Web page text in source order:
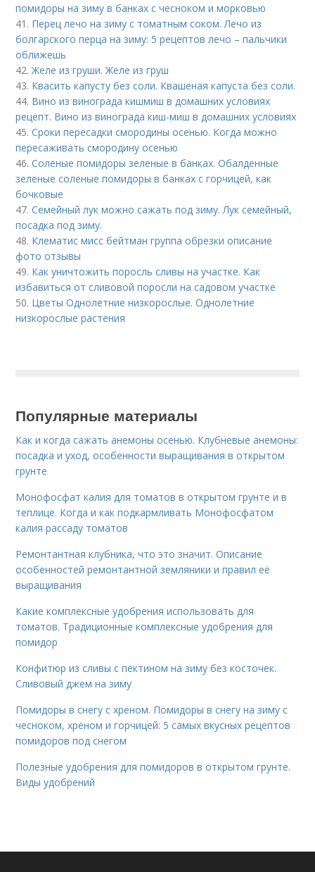
помидоры на зиму в банках с чесноком и морковью
41. Перец лечо на зиму с томатным соком. Лечо из
болгарского перца на зиму: 5 рецептов лечо – пальчики
оближешь
42.Желе из груши. Желе из груш
43. Квасить капусту без соли. Квашеная капуста без соли.
44. Вино из винограда кишмиш в домашних условиях
рецепт. Вино из винограда киш-миш в домашних условиях
45.Сроки пересадки смородины осенью. Когда можно
пересаживать смородину осенью
46.Соленые помидоры зеленые в банках. Обалденные
зеленые соленые помидоры в банках с горчицей, как
бочковые
47.Семейный лук можно сажать под зиму. Лук семейный,
посадка под зиму.
48. Клематис мисс бейтман группа обрезки описание
фото отзывы
49. Как уничтожить поросль сливы на участке. Как
избавиться от сливовой поросли на садовом участке
50. Цветы Однолетние низкорослые. Однолетние
низкорослые растения
Популярные материалы
Как и когда сажать анемоны осенью. Клубневые анемоны:
посадка и уход, особенности выращивания в открытом
грунте
Монофосфат калия для томатов в открытом грунте и в
теплице. Когда и как подкармливать Монофосфатом
калия рассаду томатов
Ремонтантная клубника, что это значит. Описание
особенностей ремонтантной земляники и правил её
выращивания
Какие комплексные удобрения использовать для
томатов. Традиционные комплексные удобрения для
помидор
Конфитюр из сливы с пектином на зиму без косточек.
Сливовый джем на зиму
Помидоры в снегу с хреном. Помидоры в снегу на зиму с
чесноком, хреном и горчицей: 5 самых вкусных рецептов
помидоров под снегом
Полезные удобрения для помидоров в открытом грунте.
Виды удобрений